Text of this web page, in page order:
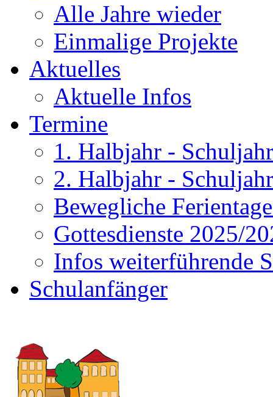
Alle Jahre wieder
Einmalige Projekte
Aktuelles
Aktuelle Infos
Termine
1. Halbjahr -
2. Halbjahr -
Bewegliche
Gottesdienste 2025/
Infos weiterführende
Schulanfänger